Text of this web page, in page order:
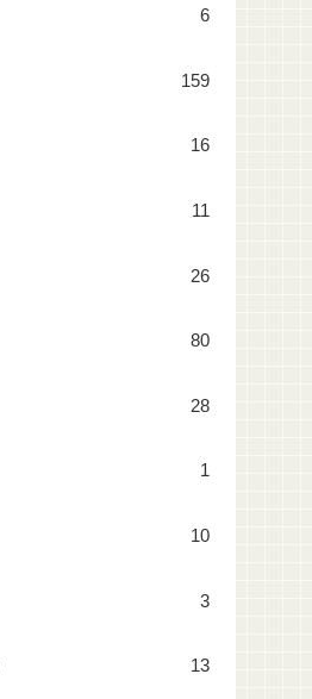
6
159
16
11
26
80
28
1
10
3
13